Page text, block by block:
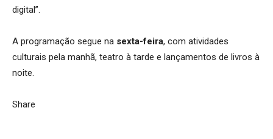
digital”.
A programação segue na sexta-feira, com atividades
culturais pela manhã, teatro à tarde e lançamentos de livros à
noite.
Share